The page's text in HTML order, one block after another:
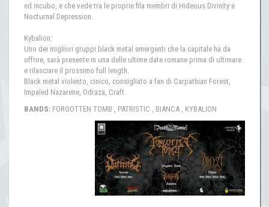
ed incubo, e che vede tra le proprie fila membri di Hideous Divinity e
Nocturnal Depression.
Kybalion:
Uno dei migliori gruppi black metal emergenti che la capitale ha da
offrire, sarà presente in una delle ultime date romane prima di ultimare
e rilasciare il prossimo full length.
Black metal violento, cinico, consigliato a fan di Carpathian Forest,
Impaled Nazarene, Odraza, Craft.
BANDS: FORGOTTEN TOMB , PATRISTIC , BIANCA , KYBALION